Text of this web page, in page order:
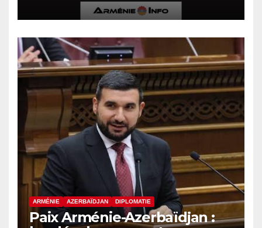
Conseil intergouvernemental
ARMÉNIE AZERBAÏDJAN DIPLOMATIE
Paix Arménie-Azerbaïdjan :